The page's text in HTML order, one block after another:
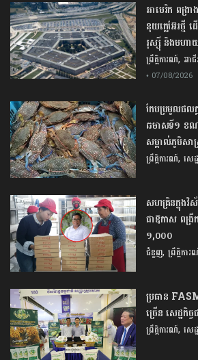
អាមេរិក​ ពង្រា
នុយក្លេអ៊ែរ​ថ្មី
រុស្ស៊ី និងមហា
ព្រឹត្តិការណ៍, អាជី
• 07/08/2026
កែប​ប្រមូល​ផល​
ឆមាស​ទី​១​ ​ខណៈ​
សម្គាល់​ភូមិសា
ព្រឹត្តិការណ៍, សេដ្
សហគ្រិនក្នុងវិ
ជាឱកាស ពង្រី
១,០០០
ជំនួញ,ព្រឹត្តិកា
ប្រធាន​​
ច្រើន​ ​សេដ្ឋកិច្
ព្រឹត្តិការណ៍, សេដ្